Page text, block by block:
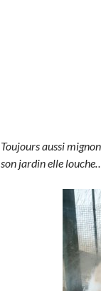
Toujours aussi
son jardin elle